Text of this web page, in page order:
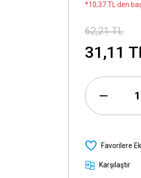
*10,37 TL den
62,21 TL
31,11
Karşılaştır